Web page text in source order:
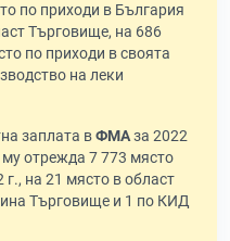
по приходи в България
Търговище, на 686
по приходи в своята
на леки
заплата вФМАза 2022
му отрежда 7 773 място
на 21 място в област
Търговище и 1 по КИД